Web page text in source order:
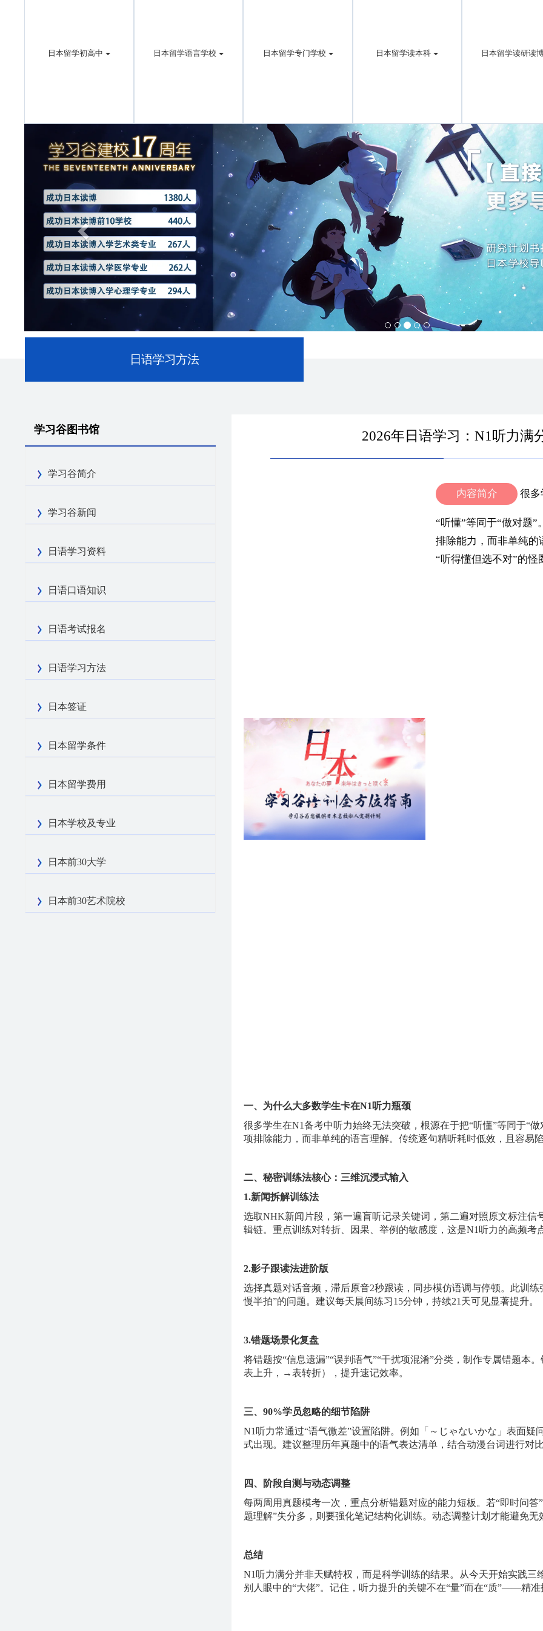
日本留学初高中 日本留学语言学校 日本留学专门学校 日本留学读本科 日本留学读研读
Previous
日语学习方法
学习谷图书馆
学习谷简介
学习谷新闻
日语学习资料
日语口语知识
日语考试报名
日语学习方法
日本签证
日本留学条件
日本留学费用
日本学校及专业
日本前30大学
日本前30艺术院校
2026年日语学习：N1听力满
内容简介 很多
“听懂”等同于“做对题
排除能力，而非单纯
“听得懂但选不对”的怪
一、为什么大多数学生卡在N1听力瓶颈
很多学生在N1备考中听力始终无法突破，根源在于把“听懂”等同于“
项排除能力，而非单纯的语言理解。传统逐句精听耗时低效，且容易
二、秘密训练法核心：三维沉浸式输入
1.新闻拆解训练法
选取NHK新闻片段，第一遍盲听记录关键词，第二遍对照原文标注
辑链。重点训练对转折、因果、举例的敏感度，这是N1听力的高频考
2.影子跟读法进阶版
选择真题对话音频，滞后原音2秒跟读，同步模仿语调与停顿。此训
慢半拍”的问题。建议每天晨间练习15分钟，持续21天可见显著提升。
3.错题场景化复盘
将错题按“信息遗漏”“误判语气”“干扰项混淆”分类，制作专属错题本
表上升，→表转折），提升速记效率。
三、 90%学员忽略的细节陷阱
N1听力常通过“语气微差”设置陷阱。例如「～じゃないかな」表面
式出现。建议整理历年真题中的语气表达清单，结合动漫台词进行对
四、阶段自测与动态调整
每两周用真题模考一次，重点分析错题对应的能力短板。若“即时问答
题理解”失分多，则要强化笔记结构化训练。动态调整计划才能避免无
总结
N1听力满分并非天赋特权，而是科学训练的结果。从今天开始实践
别人眼中的“大佬”。记住，听力提升的关键不在“量”而在“质”——精